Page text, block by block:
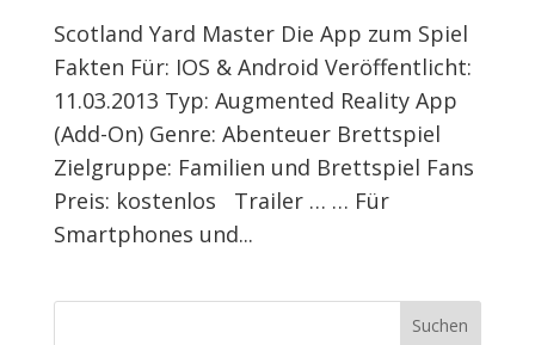
Scotland Yard Master Die App zum Spiel
Fakten Für: IOS & Android Veröffentlicht:
11.03.2013 Typ: Augmented Reality App
(Add-On) Genre: Abenteuer Brettspiel
Zielgruppe: Familien und Brettspiel Fans
Preis: kostenlos Trailer … … Für
Smartphones und...